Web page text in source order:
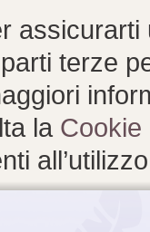
terze
la Cookie